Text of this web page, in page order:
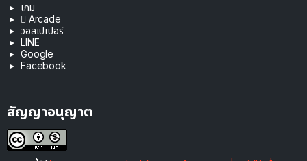
เกม
 Arcade
วอลเปเปอร์
LINE
Google
Facebook
สัญญาอนุญาต